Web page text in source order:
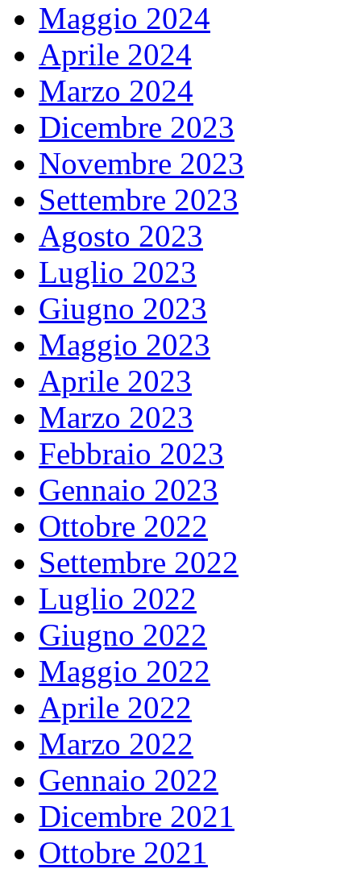
Maggio 2024
Aprile 2024
Marzo 2024
Dicembre 2023
Novembre 2023
Settembre 2023
Agosto 2023
Luglio 2023
Giugno 2023
Maggio 2023
Aprile 2023
Marzo 2023
Febbraio 2023
Gennaio 2023
Ottobre 2022
Settembre 2022
Luglio 2022
Giugno 2022
Maggio 2022
Aprile 2022
Marzo 2022
Gennaio 2022
Dicembre 2021
Ottobre 2021